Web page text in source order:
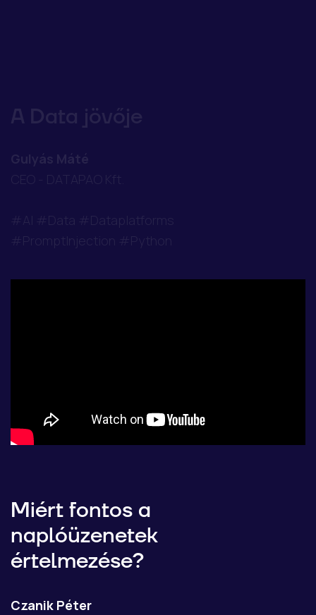
A Data jövője
Gulyás Máté
CEO - DATAPAO Kft.
#AI #Data #Dataplatforms
#PromptInjection #Python
Miért fontos a
naplóüzenetek
értelmezése?
Czanik Péter